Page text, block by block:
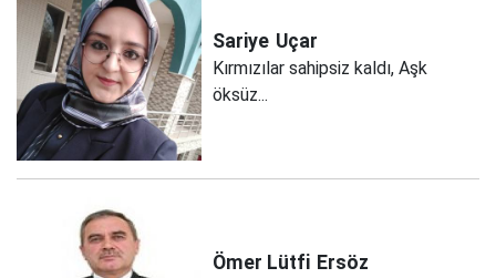
Sariye Uçar
Kırmızılar sahipsiz kaldı, Aşk
öksüz...
Ömer Lütfi Ersöz